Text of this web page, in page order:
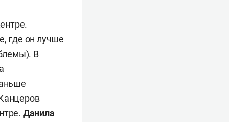
где он лучше
В
Данила